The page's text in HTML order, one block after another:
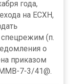
года,
на ЕСХН,
(п.
о
приказом
7-3/41@.